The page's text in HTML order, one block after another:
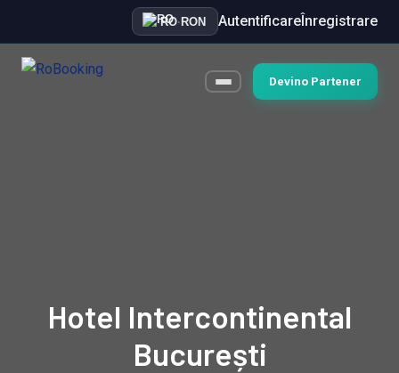
RO·RON AutentificareÎnregistrare
Devino Partener
Hotel Intercontinental
București